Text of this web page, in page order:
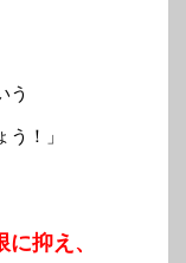
う
！」
抑え、